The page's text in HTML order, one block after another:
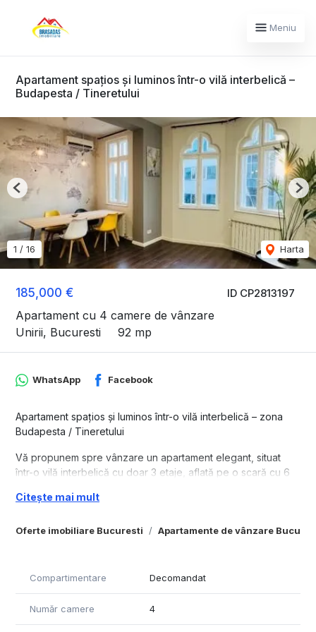
Meniu
Apartament spațios și luminos într-o vilă interbelică –
Budapesta / Tineretului
ID CP2813197
185,000 €
Apartament cu 4 camere de vânzare
Unirii, Bucuresti
92 mp
1 / 16 Harta
Previous
Oferte imobiliare Bucuresti Apartamente de vânzare
WhatsApp Facebook
Apartament spațios și luminos într-o vilă interbelică – zona
Budapesta / Tineretului
Vă propunem spre vânzare un apartament elegant, situat
într-o vilă interbelică cu doar 3 etaje, aflată pe o scară cu 6
Tineretului.
Locuința se remarcă prin camerele sale mari, înalte și
Toate instalațiile (electrică, sanitară și termică) au fost
complet refăcute, iar tâmplăria originală din lemn a fost
Apartamentul se vinde complet mobilat, exact ca în fotografii
Citește mai mult
Compartimentare Decomandat
Număr camere 4